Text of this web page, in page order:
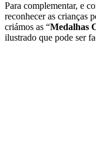
Para complementar, e
reconhecer as crianças
criámos as “Medalhas
ilustrado que pode ser